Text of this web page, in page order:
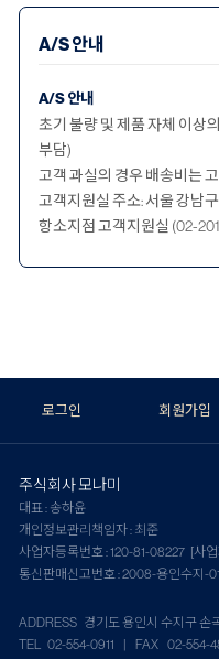
A/S 안내
A/S 안내
초기 불량 및 제품 자체 이상
부담)
고객 과실의 경우 배송비는
고객지원실 주소: 서울 강남
항소지점 고객지원실 (02-
로그인 회원가입
주식회사 모나미
대표 : 송하윤
개인정보관리책임자 : 최준
사업자등록번호 : 120-81-08227 [사
통신판매신고번호 : 2008-용인수지-
ADDRESS 경기도 용인시 수지구 손
TEL 02-554-0911 | FAX 02-554-